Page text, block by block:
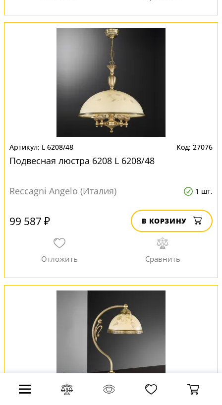
L 6208/48 27076
Подвесная люстра 6208 L 6208/48
Reccagni Angelo (Италия) 1 шт.
99 587 ₽ В КОРЗИНУ